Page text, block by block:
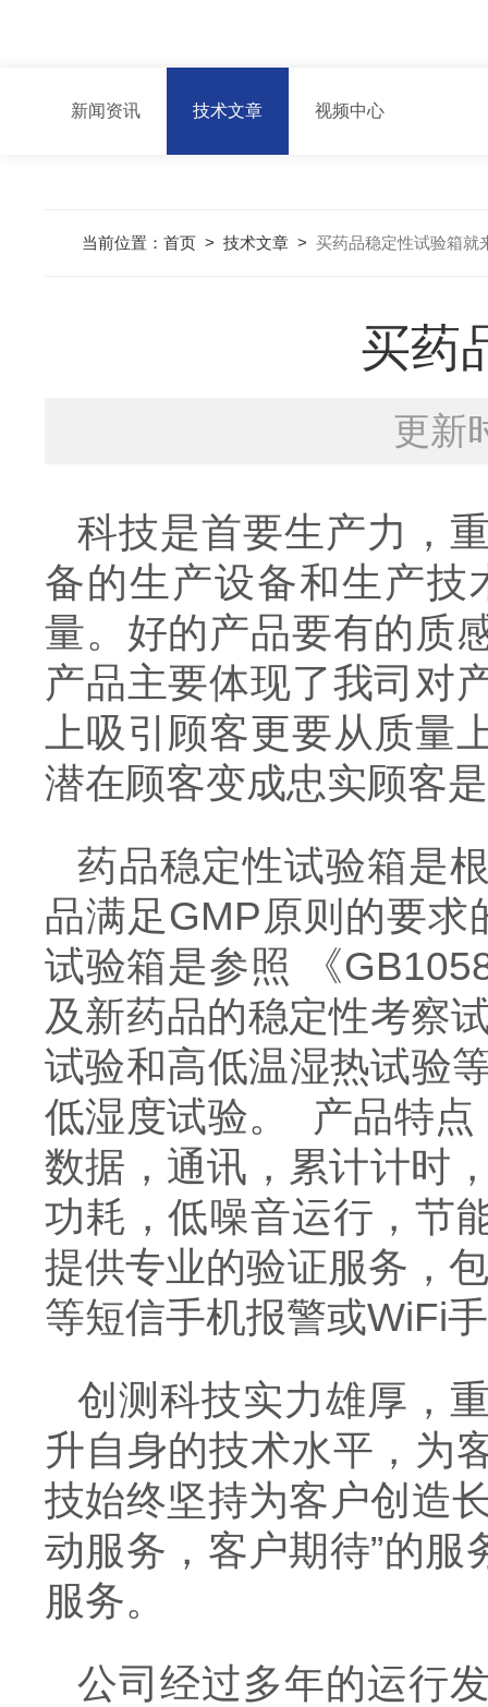
新闻资讯 技术文章 视频中心
当前位置： 首页> 技术文章> 买药品稳定性试验箱就
买药
更新
科技是首要生产力，
备的生产设备和生产技
量。好的产品要有的质
产品主要体现了我司对
上吸引顾客更要从质
潜在顾客变成忠实顾客
药品稳定性试验箱是
品满足GMP原则的要
试验箱是参照 《
及新药品的稳定性考察
试验和高低温湿热试验
低湿度试验。 产品特点
数据，通讯，累计计时
功耗，低噪音运行，节
提供专业的验证服务，
等短信手机报警或WiFi
创测科技实力雄厚，
升自身的技术水平，为
技始终坚持为客户创造
动服务，客户期待”的
服务。
公司经过多年的运行